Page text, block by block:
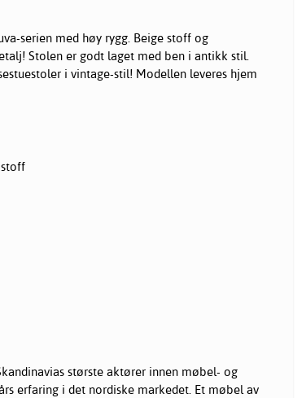
serien med høy rygg. Beige stoff og
Stolen er godt laget med ben i antikk stil.
i vintage-stil! Modellen leveres hjem
største aktører innen møbel- og
erfaring i det nordiske markedet. Et møbel av